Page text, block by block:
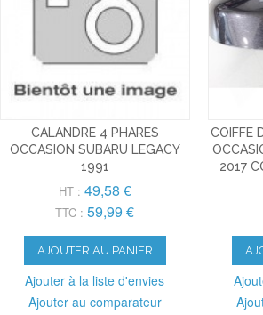
CALANDRE 4 PHARES
OCCASION SUBARU LEGACY
1991
HT : 49,58 €
TTC : 59,99 €
AJOUTER AU PANIER
Ajouter à la liste d'envies
Ajouter au comparateur
COIFFE
2017